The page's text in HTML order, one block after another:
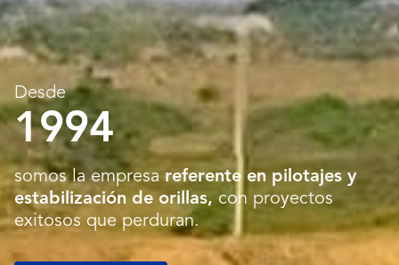
Desde
1994
somos la empresa referente en pilotajes y
estabilización de orillas,con proyectos
exitosos que perduran.